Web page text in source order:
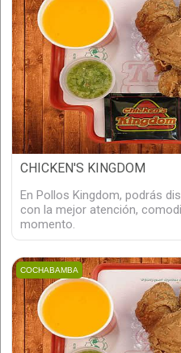
CHICKEN'S KINGDOM
En Pollos Kingdom, podrás
con la mejor atención,
momento.
COCHABAMBA